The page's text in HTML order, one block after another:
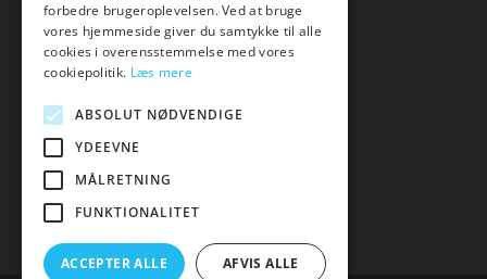
Tlf: 7876 8672
Mail: hej@amare.dk
forbedre brugeroplevelsen. Ved at bruge
vores hjemmeside giver du samtykke til alle
cookies i overensstemmelse med vores
cookiepolitik. Læs mere
ABSOLUT NØDVENDIGE
YDEEVNE
MÅLRETNING
FUNKTIONALITET
ACCEPTER ALLE AFVIS ALLE